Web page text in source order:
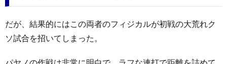
だが、結果的にはこの両者のフィジカルが初戦の大荒れク
ソ試合を招いてしまった。
パヤノの作戦は非常に明白で、ラフな連打で距離を詰めて